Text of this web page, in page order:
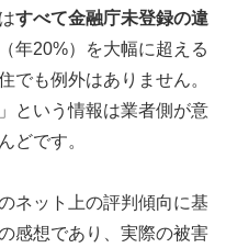
すべて金融庁未登録の違
年20%）を大幅に超える
でも例外はありません。
という情報は業者側が意
どです。
ネット上の評判傾向に基
感想であり、実際の被害